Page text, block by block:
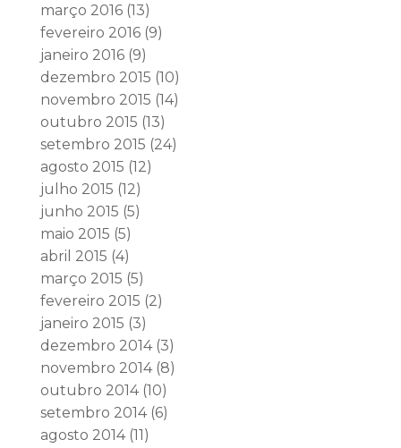
março 2016(13)
fevereiro 2016(9)
janeiro 2016(9)
dezembro 2015 (10)
novembro 2015 (14)
outubro 2015 (13)
setembro 2015 (24)
agosto 2015 (12)
julho 2015 (12)
junho 2015 (5)
maio 2015 (5)
abril 2015 (4)
março 2015 (5)
fevereiro 2015 (2)
janeiro 2015 (3)
dezembro 2014(3)
novembro 2014(8)
outubro 2014(10)
setembro 2014(6)
agosto 2014(11)